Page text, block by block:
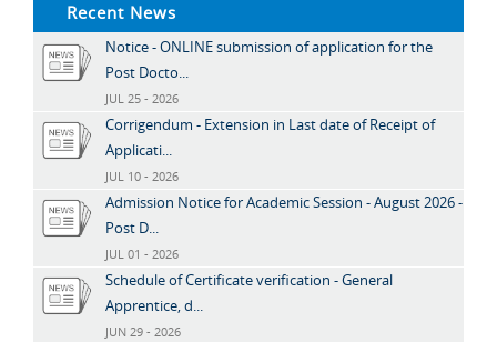
Recent News
Notice - ONLINE submission of application for the
Post Docto...
JUL 25 - 2026
Corrigendum - Extension in Last date of Receipt of
Applicati...
JUL 10 - 2026
Admission Notice for Academic Session - August 2026 -
Post D...
JUL 01 - 2026
Schedule of Certificate verification - General
Apprentice, d...
JUN 29 - 2026